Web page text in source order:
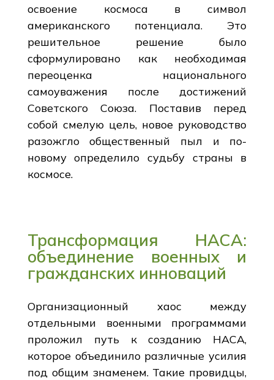
освоение космоса в символ
американского потенциала. Это
решительное решение было
сформулировано как необходимая
переоценка национального
самоуважения после достижений
Советского Союза. Поставив перед
собой смелую цель, новое руководство
разожгло общественный пыл и по-
новому определило судьбу страны в
космосе.
Трансформация НАСА:
объединение военных и
гражданских инноваций
Организационный хаос между
отдельными военными программами
проложил путь к созданию НАСА,
которое объединило различные усилия
под общим знаменем. Такие провидцы,